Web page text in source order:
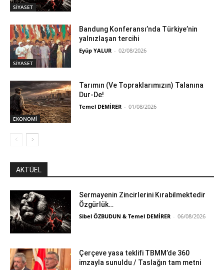
SİYASET
SİYASET
Bandung Konferansı’nda Türkiye’nin
yalnızlaşan tercihi
Eyüp YALUR - 02/08/2026
EKONOMİ
Tarımın (Ve Topraklarımızın) Talanına
Dur-De!
Temel DEMİRER - 01/08/2026
AKTÜEL
Sermayenin Zincirlerini Kırabilmektedir
Özgürlük…
Sibel ÖZBUDUN & Temel DEMİRER - 06/08/2026
Çerçeve yasa teklifi TBMM’de 360
imzayla sunuldu / Taslağın tam metni